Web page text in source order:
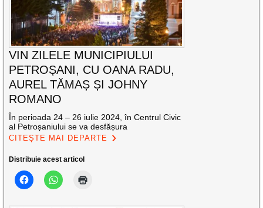
VIN ZILELE MUNICIPIULUI
PETROȘANI, CU OANA RADU,
AUREL TĂMAȘ ȘI JOHNY
ROMANO
În perioada 24 – 26 iulie 2024, în Centrul Civic
al Petroșaniului se va desfășura
CITEȘTE MAI DEPARTE
Distribuie acest articol